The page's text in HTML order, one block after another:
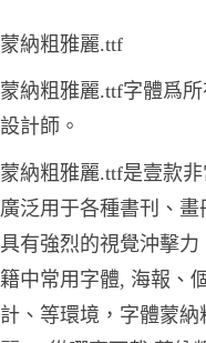
蒙納粗雅麗.ttf
蒙納粗雅麗.ttf字體爲
設計師。
蒙納粗雅麗.ttf是壹款
廣泛用于各種書刊、
具有強烈的視覺沖擊
籍中常用字體, 海報、
計、等環境，字體蒙